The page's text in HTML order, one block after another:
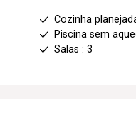
Cozinha
Piscina sem
Salas : 3